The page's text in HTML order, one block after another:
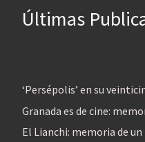
Últimas
‘Persépolis’ en su
Granada es de cine:
El Lianchi: memoria de